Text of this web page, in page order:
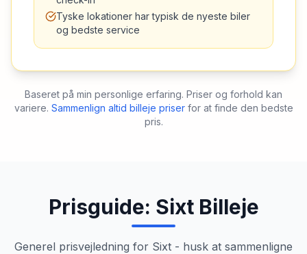
Tyske lokationer har typisk de nyeste biler
og bedste service
Baseret på min personlige erfaring. Priser og forhold kan
variere. Sammenlign altid billeje priserfor at finde den bedste
pris.
Prisguide: SixtBilleje
Generel prisvejledning for Sixt - husk at sammenligne